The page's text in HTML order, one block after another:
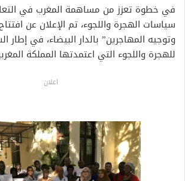
في خطوة تعزز من مساهمة المغرب في
سياسات الهجرة واللجوء، تم الإعلان عن
وتوجيه المهاجرين” بالدار البيضاء، في إطار
للهجرة واللجوء التي اعتمدتها المملكة المغربية
اعلان